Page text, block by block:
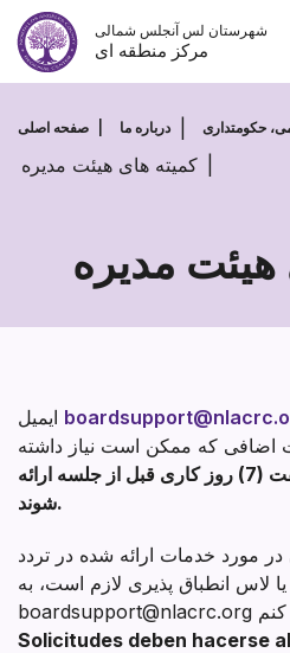
پرش
محتوا
شهرستان لس آنجلس شمالی
مرکز منطقه ای
صفحه اصلی درباره ما حکومتداری
کمیته های هیئت مدیره
هیئت مدیره
اضافی که ممکن است نیاز داشته
درخواست‌ها باید هفت (7) روز کاری قبل از جلسه ارائه
شوند.
مورد خدمات ارائه شده در تردد
لاس انطباق پذیری لازم است، به
Solicitudes deben hacerse